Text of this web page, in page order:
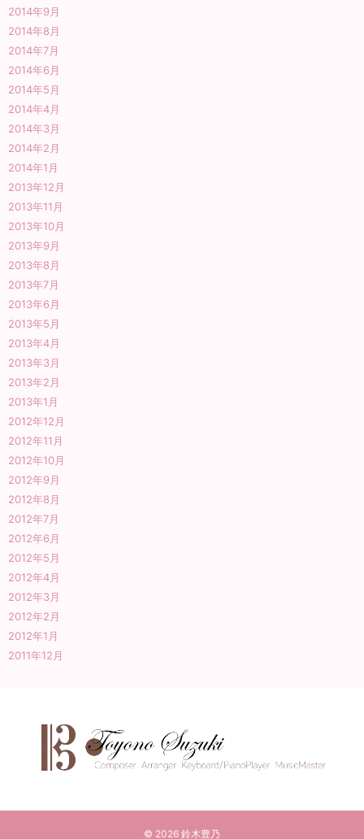
2014年9月
2014年8月
2014年7月
2014年6月
2014年5月
2014年4月
2014年3月
2014年2月
2014年1月
2013年12月
2013年11月
2013年10月
2013年9月
2013年8月
2013年7月
2013年6月
2013年5月
2013年4月
2013年3月
2013年2月
2013年1月
2012年12月
2012年11月
2012年10月
2012年9月
2012年8月
2012年7月
2012年6月
2012年5月
2012年4月
2012年3月
2012年2月
2012年1月
2011年12月
© 2026 鈴木豊乃